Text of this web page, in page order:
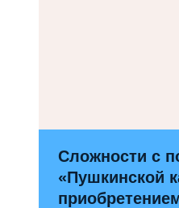
Сложности с
«Пушкинской